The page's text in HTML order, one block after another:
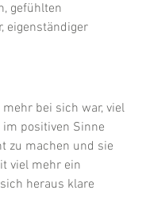
gefühlten
eigenständiger
bei sich war, viel
positiven Sinne
zu machen und sie
viel mehr ein
heraus klare